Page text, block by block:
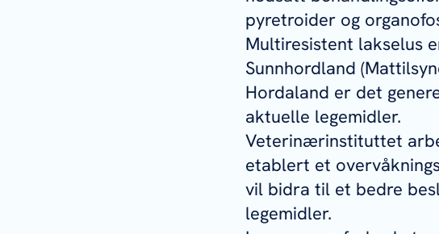
pyretroider og
Multiresistent lakselus
Sunnhordland
Hordaland er det
aktuelle legemidler.
Veterinærinstituttet
etablert et
vil bidra til et bedre
legemidler.